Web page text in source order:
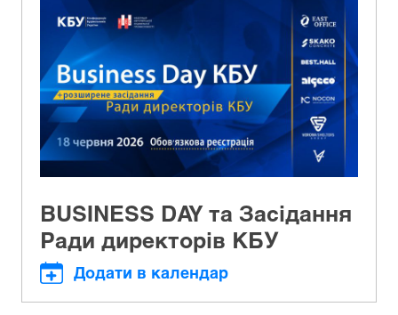
BUSINESS DAY та Засідання
Ради директорів КБУ
Додати в календар